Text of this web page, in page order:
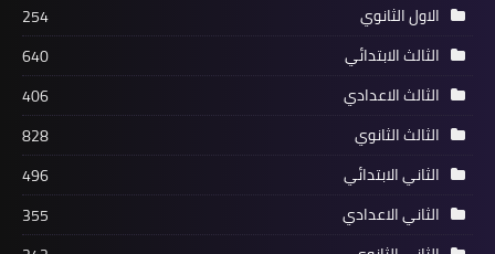
الاول الثانوي
254
الثالث الابتدائي
640
الثالث الاعدادي
406
الثالث الثانوي
828
الثاني الابتدائي
496
الثاني الاعدادي
355